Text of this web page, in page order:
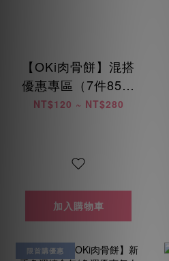
【OKi肉骨餅】混搭
優惠專區（7件85折
/ 14件8折 / 28件75
NT$120 ~ NT$280
加入購物車
限首購優惠